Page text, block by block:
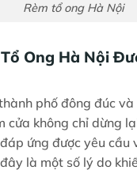
Rèm tổ ong Hà Nội
Ong Hà Nội
phố đông đúc và
cửa không chỉ dừng
ứng được yêu cầu
là một số lý do